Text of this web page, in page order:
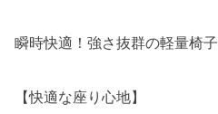
瞬時快適！強さ抜群の軽量椅子
【快適な座り心地】